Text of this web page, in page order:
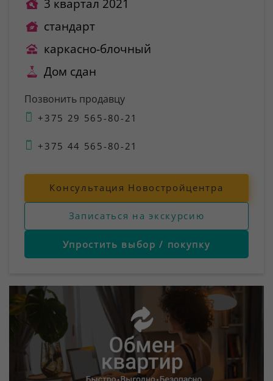
3 квартал 2021
стандарт
каркасно-блочный
Дом сдан
Позвонить продавцу
+375 29 565-80-21
+375 44 565-80-21
Консультация Новостройцентра
Записаться на экскурсию
Упростить выбор / покупку